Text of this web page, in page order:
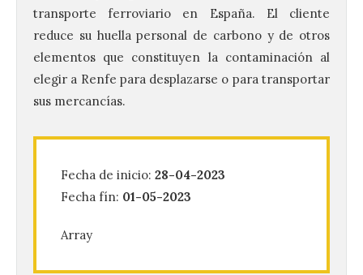
transporte ferroviario en España. El cliente
reduce su huella personal de carbono y de otros
elementos que constituyen la contaminación al
elegir a Renfe para desplazarse o para transportar
sus mercancías.
Fecha de inicio: 28-04-2023
Fecha fín: 01-05-2023
Array
Santander aconseja acudir
a pie o en transporte
público y evitar el
vehículo privado para el
El TUS cuenta con líneas
reforzará la movilidad con un servicio